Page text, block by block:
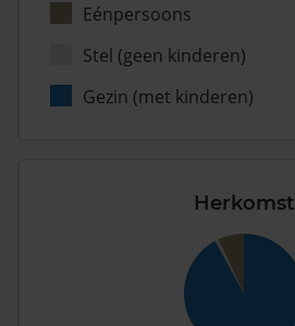
Eénpersoons
Stel (geen kinderen)
Gezin (met kinderen)
Herkomst